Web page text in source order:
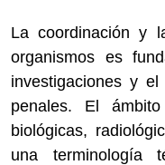
La coordinación y
organismos es
investigaciones y
penales. El
biológicas,
una terminología